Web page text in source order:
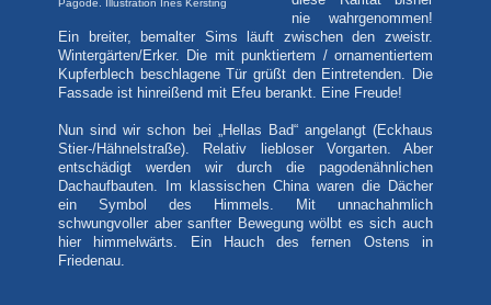
Pagode. Illustration Ines Kersting
nie wahrgenommen!
Ein breiter, bemalter Sims läuft zwischen den zweistr.
Wintergärten/Erker. Die mit punktiertem / ornamentiertem
Kupferblech beschlagene Tür grüßt den Eintretenden. Die
Fassade ist hinreißend mit Efeu berankt. Eine Freude!
Nun sind wir schon bei „Hellas Bad“ angelangt (Eckhaus
Stier-/Hähnelstraße). Relativ liebloser Vorgarten. Aber
entschädigt werden wir durch die pagodenähnlichen
Dachaufbauten. Im klassischen China waren die Dächer
ein Symbol des Himmels. Mit unnachahmlich
schwungvoller aber sanfter Bewegung wölbt es sich auch
hier himmelwärts. Ein Hauch des fernen Ostens in
Friedenau.